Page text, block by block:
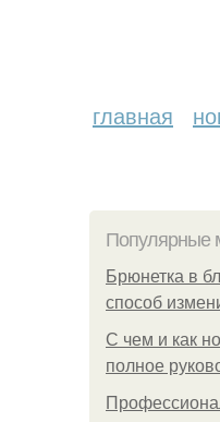
главная
Популярные
Брюнетка в
способ
С чем и как
полное